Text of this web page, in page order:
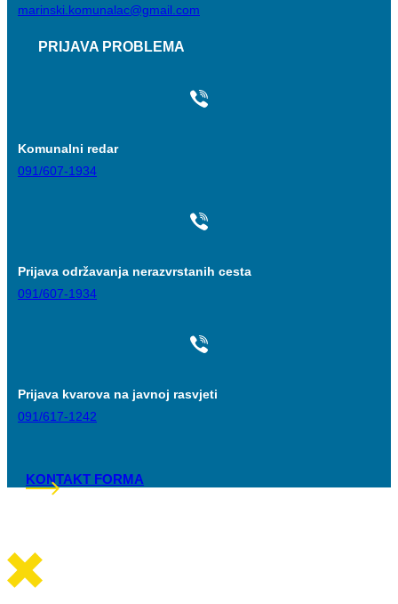
marinski.komunalac@gmail.com
PRIJAVA PROBLEMA
Komunalni redar
091/607-1934
Prijava održavanja nerazvrstanih cesta
091/607-1934
Prijava kvarova na javnoj rasvjeti
091/617-1242
KONTAKT FORMA